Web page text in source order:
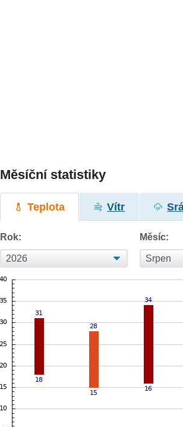
Měsíční statistiky
Teplota Vítr
Rok: Měsíc: